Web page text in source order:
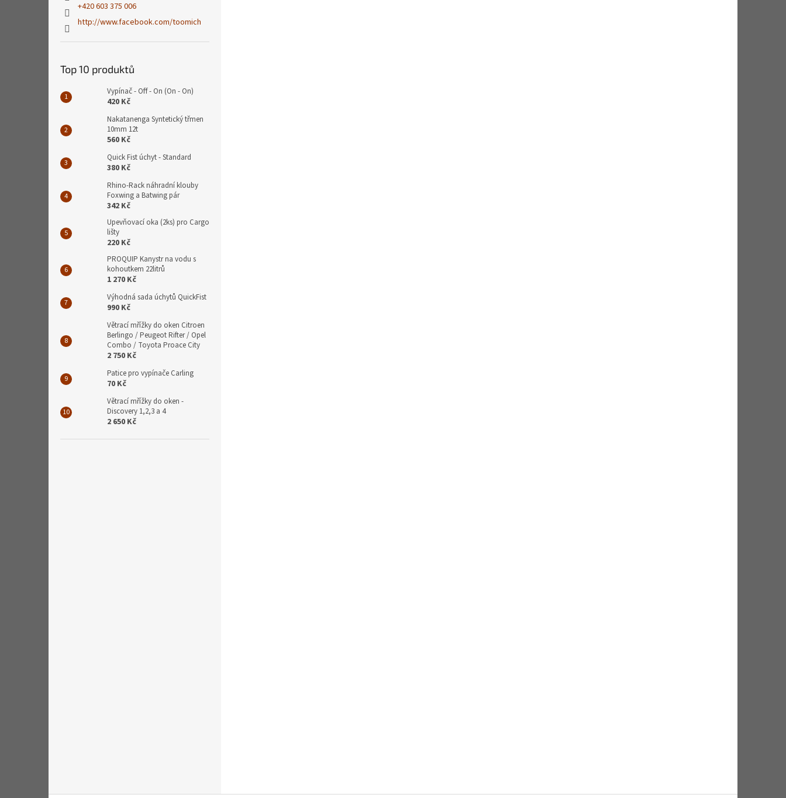
+420 603 375 006
http://www.facebook.com/toomich
Top 10 produktů
Vypínač - Off - On (On - On)
420 Kč
Nakatanenga Syntetický třmen
10mm 12t
560 Kč
Quick Fist úchyt - Standard
380 Kč
Rhino-Rack náhradní klouby
Foxwing a Batwing pár
342 Kč
Upevňovací oka (2ks) pro Cargo
lišty
220 Kč
PROQUIP Kanystr na vodu s
kohoutkem 22litrů
1 270 Kč
Výhodná sada úchytů QuickFist
990 Kč
Větrací mřížky do oken Citroen
Berlingo / Peugeot Rifter / Opel
Combo / Toyota Proace City
2 750 Kč
Patice pro vypínače Carling
70 Kč
Větrací mřížky do oken -
Discovery 1,2,3 a 4
2 650 Kč